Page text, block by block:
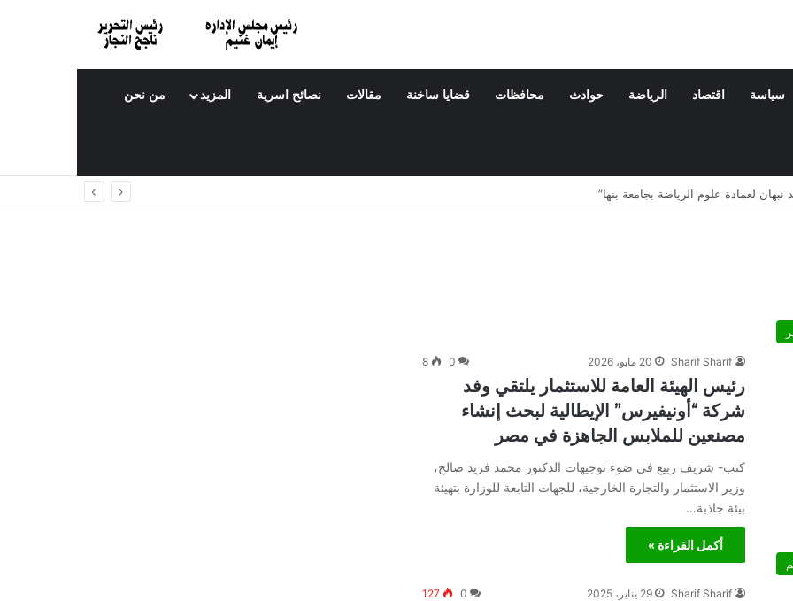
سياسة اقتصاد الرياضة حوادث محافظات قضايا ساخنة مقالات نصائح اسرية المزيد من نحن
والدته
Sharif Sharif 20 مايو، 2026 0
8
رئيس الهيئة العامة للاستثمار يلتقي وفد
شركة “أونيفيرس” الإيطالية لبحث إنشاء
مصنعين للملابس الجاهزة في مصر
كتب- شريف ربيع في ضوء توجيهات الدكتور محمد فريد صالح،
وزير الاستثمار والتجارة الخارجية، للجهات التابعة للوزارة بتهيئة
بيئة جاذبة…
أكمل القراءة »
Sharif Sharif 29 يناير، 2025 0
127